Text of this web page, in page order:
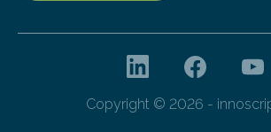
Copyright © 2026 -